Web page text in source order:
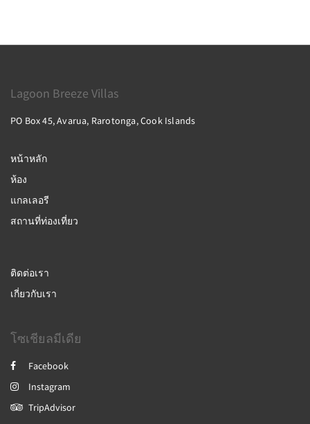
Lagoon Breeze Villas
PO Box 45, Avarua, Rarotonga, Cook Islands
หน้าหลัก
ห้อง
แกลเลอรี
สถานที่ท่องเที่ยว
ติดต่อเรา
เกี่ยวกับเรา
โซเชียลมีเดีย
Facebook
Instagram
TripAdvisor